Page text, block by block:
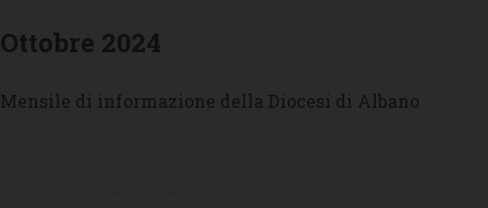
Ottobre 2024
Mensile di informazione della Diocesi di Albano